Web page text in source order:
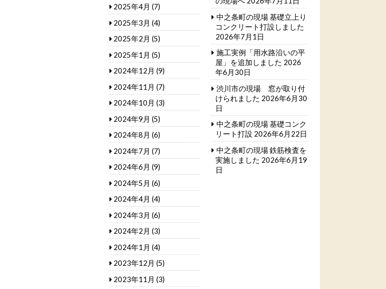
2025年4月 (7)
2025年3月 (4)
2025年2月 (5)
2025年1月 (5)
2024年12月 (9)
2024年11月 (7)
2024年10月 (3)
2024年9月 (5)
2024年8月 (6)
2024年7月 (7)
2024年6月 (9)
2024年5月 (6)
2024年4月 (4)
2024年3月 (6)
2024年2月 (3)
2024年1月 (4)
2023年12月 (5)
2023年11月 (3)
中之条町の現場 基礎立上り
コンクリート打設しました
2026年7月1日
施工実例「用水路沿いの平
屋」を追加しました 2026
年6月30日
渋川市の現場 窓が取り付
けられました 2026年6月30
日
中之条町の現場 基礎コンク
リート打設 2026年6月22日
中之条町の現場 鉄筋検査を
実施しました 2026年6月19
日